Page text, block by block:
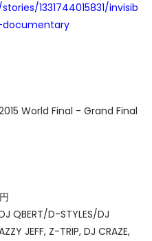
1331744015831/invisib
World Final - Grand Final
QBERT/D-STYLES/DJ
JEFF, Z-TRIP, DJ CRAZE,